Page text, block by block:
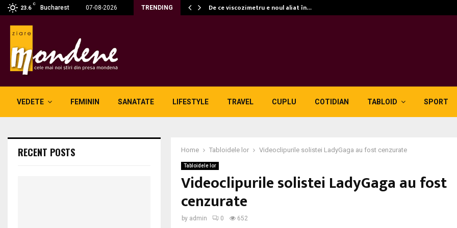
23.6
C
Bucharest 07-08-2026 TRENDING
fum: unde se potrivesc… De ce viscozimetru e noul aliat în…
VEDETE FEMININ SANATATE LIFESTYLE TRAVEL CUPLU COTIDIAN TABLOID SPORT
Home Tabloidele lor Videoclipurile solistei LadyGaga au fost cenzurate
Tabloidele lor
Videoclipurile solistei LadyGaga au fost
cenzurate
by admin 0 652
RECENT POSTS